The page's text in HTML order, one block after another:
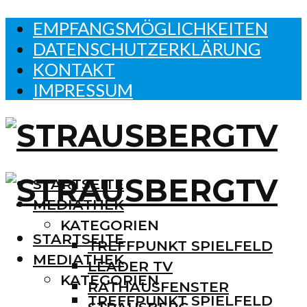
EMPFANGSMÖGLICHKEITEN
DATENSCHUTZERKLÄRUNG
KONTAKT
IMPRESSUM
STARTSEITE
MEDIATHEK
KATEGORIEN
TREFFPUNKT SPIELFELD
LEADER TV
RATHAUSFENSTER
STARTSEITE
MEDIATHEK
KATEGORIEN
TREFFPUNKT SPIELFELD